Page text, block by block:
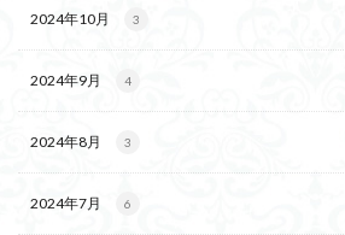
2024年10月 3
2024年9月 4
2024年8月 3
2024年7月 6